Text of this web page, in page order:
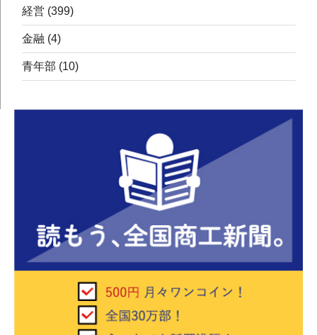
経営 (399)
金融 (4)
青年部 (10)